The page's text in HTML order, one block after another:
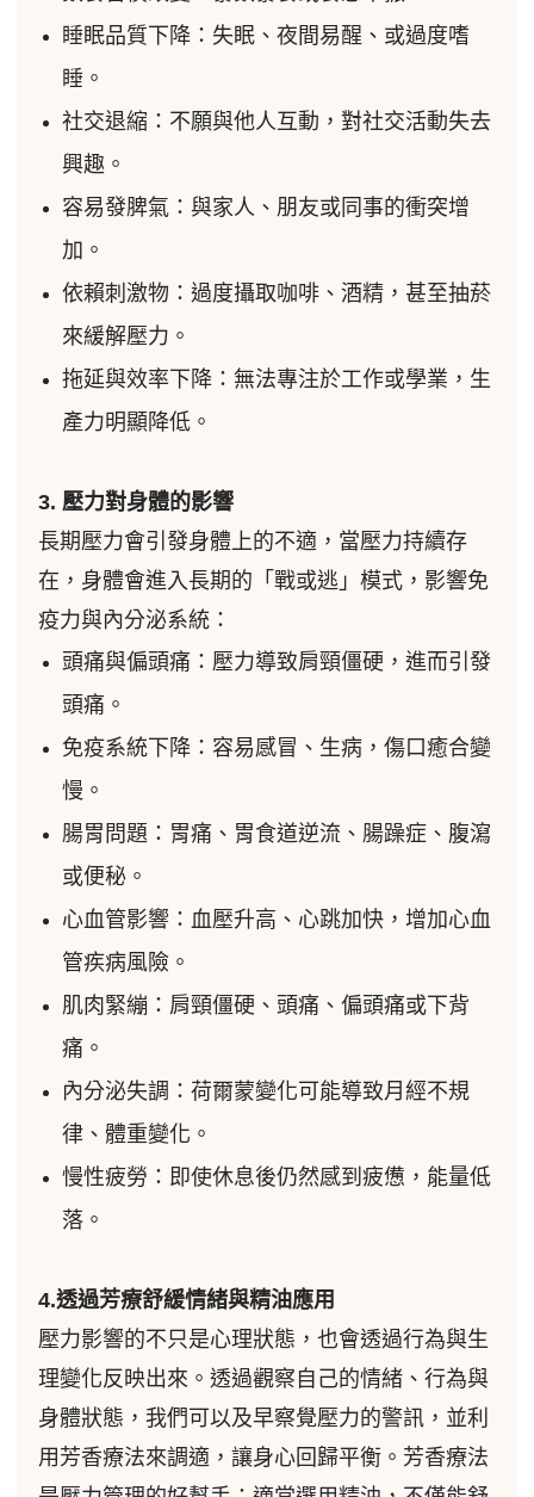
睡眠品質下降：失眠、夜間易醒、或過度嗜
睡。
社交退縮：不願與他人互動，對社交活動失去
興趣。
容易發脾氣：與家人、朋友或同事的衝突增
加。
依賴刺激物：過度攝取咖啡、酒精，甚至抽菸
來緩解壓力。
拖延與效率下降：無法專注於工作或學業，生
產力明顯降低。
3. 壓力對身體的影響
長期壓力會引發身體上的不適，當壓力持續存
在，身體會進入長期的「戰或逃」模式，影響免
疫力與內分泌系統：
頭痛與偏頭痛：壓力導致肩頸僵硬，進而引發
頭痛。
免疫系統下降：容易感冒、生病，傷口癒合變
慢。
腸胃問題：胃痛、胃食道逆流、腸躁症、腹瀉
或便秘。
心血管影響：血壓升高、心跳加快，增加心血
管疾病風險。
肌肉緊繃：肩頸僵硬、頭痛、偏頭痛或下背
痛。
內分泌失調：荷爾蒙變化可能導致月經不規
律、體重變化。
慢性疲勞：即使休息後仍然感到疲憊，能量低
落。
4.透過芳療舒緩情緒與精油應用
壓力影響的不只是心理狀態，也會透過行為與生
理變化反映出來。透過觀察自己的情緒、行為與
身體狀態，我們可以及早察覺壓力的警訊，並利
用芳香療法來調適，讓身心回歸平衡。芳香療法